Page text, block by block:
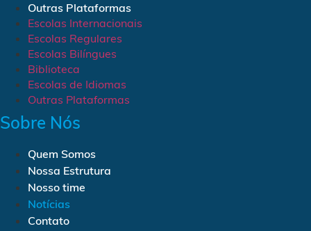
Outras Plataformas
Escolas Internacionais
Escolas Regulares
Escolas Bilíngues
Biblioteca
Escolas de Idiomas
Outras Plataformas
Sobre Nós
Quem Somos
Nossa Estrutura
Nosso time
Notícias
Contato